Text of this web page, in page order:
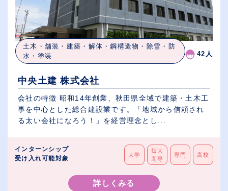
土木・舗装・建築・解体・鋼構造物・除雪・防
水・塗装
42人
中央土建 株式会社
会社の特徴 昭和14年創業、秋田県全域で建築・土木工
事を中心とした総合建設業です。「地域から信頼され
る太い会社になろう！」を経営理念とし...
インターンシップ
受け入れ可能対象
大学
短大
高専
専門 高校
詳しくみる